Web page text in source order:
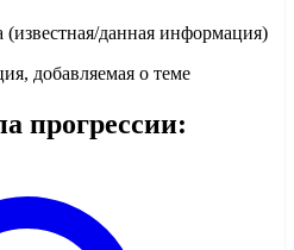
(известная/данная информация)
добавляемая о теме
прогрессии: